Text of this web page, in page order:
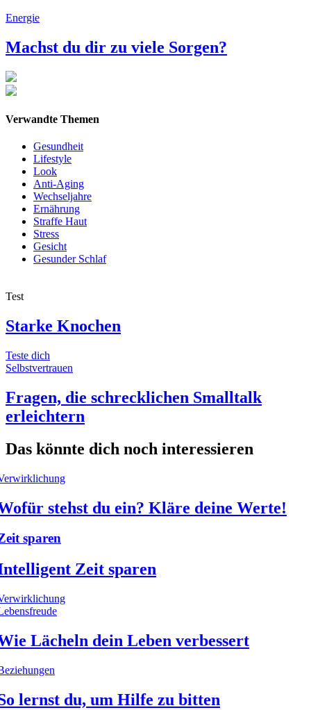
Energie
Machst du dir zu viele Sorgen?
Verwandte Themen
Gesundheit
Lifestyle
Look
Anti-Aging
Wechseljahre
Ernährung
Straffe Haut
Stress
Gesicht
Gesunder Schlaf
Test
Starke Knochen
Teste dich
Selbstvertrauen
Fragen, die schrecklichen Smalltalk
erleichtern
Das könnte dich noch interessieren
stehst du ein? Kläre deine Werte!
sparen
Zeit sparen
Lächeln dein Leben verbessert
lernst du, um Hilfe zu bitten